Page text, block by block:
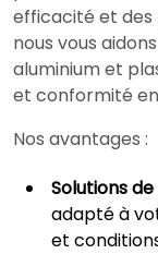
efficacité et des
nous vous
aluminium et
et conformité
Nos avantages :
Solutions
adapté à
et